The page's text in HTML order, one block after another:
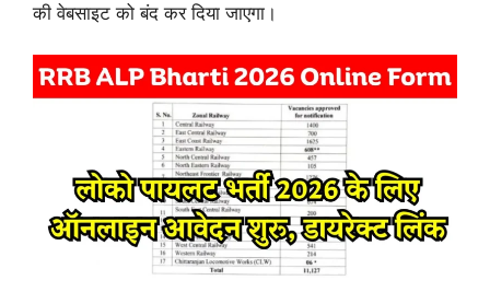
की वेबसाइट को बंद कर दिया जाएगा।